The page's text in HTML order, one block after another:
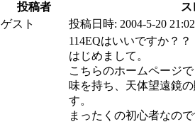
投稿者
ゲスト
投稿日時: 2004-5-20 21:02
114EQはいいですか？？
はじめまして。
こちらのホームページ
味を持ち、天体望遠鏡
す。
まったくの初心者なの